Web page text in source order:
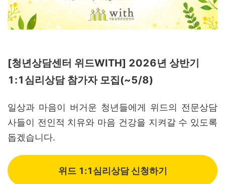
[청년상담센터 위드WITH] 2026년 상반기
1:1심리상담 참가자 모집(~5/8)
일상과 마음이 버거운 청년들에게 위드의 전문상담
사들이 전인적 치유와 마음 건강을 지켜갈 수 있도록
돕겠습니다.
위드 1:1심리상담 신청하기